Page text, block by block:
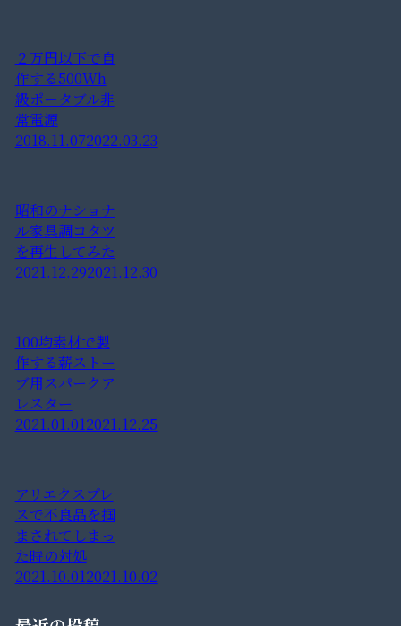
２万円以下で自
作する500Wh
級ポータブル非
常電源
2018.11.072022.03.23
昭和のナショナ
ル家具調コタツ
を再生してみた
2021.12.292021.12.30
100均素材で製
作する薪ストー
ブ用スパークア
レスター
2021.01.012021.12.25
アリエクスプレ
スで不良品を掴
まされてしまっ
た時の対処
2021.10.012021.10.02